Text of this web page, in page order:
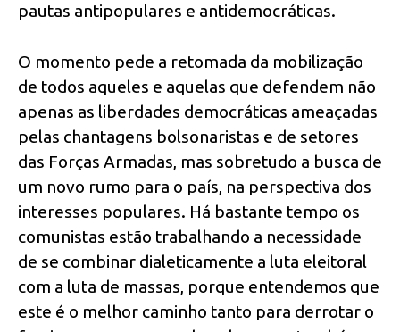
pautas antipopulares e antidemocráticas.
O momento pede a retomada da mobilização
de todos aqueles e aquelas que defendem não
apenas as liberdades democráticas ameaçadas
pelas chantagens bolsonaristas e de setores
das Forças Armadas, mas sobretudo a busca de
um novo rumo para o país, na perspectiva dos
interesses populares. Há bastante tempo os
comunistas estão trabalhando a necessidade
de se combinar dialeticamente a luta eleitoral
com a luta de massas, porque entendemos que
este é o melhor caminho tanto para derrotar o